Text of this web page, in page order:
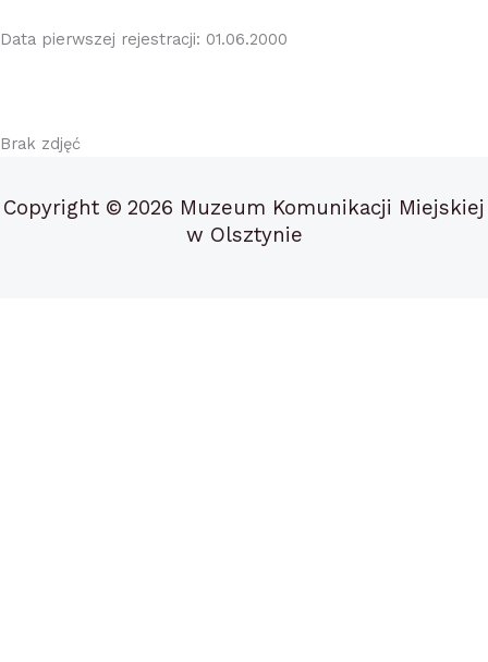
Data pierwszej rejestracji: 01.06.2000
Brak zdjęć
Copyright © 2026 Muzeum Komunikacji Miejskiej
w Olsztynie